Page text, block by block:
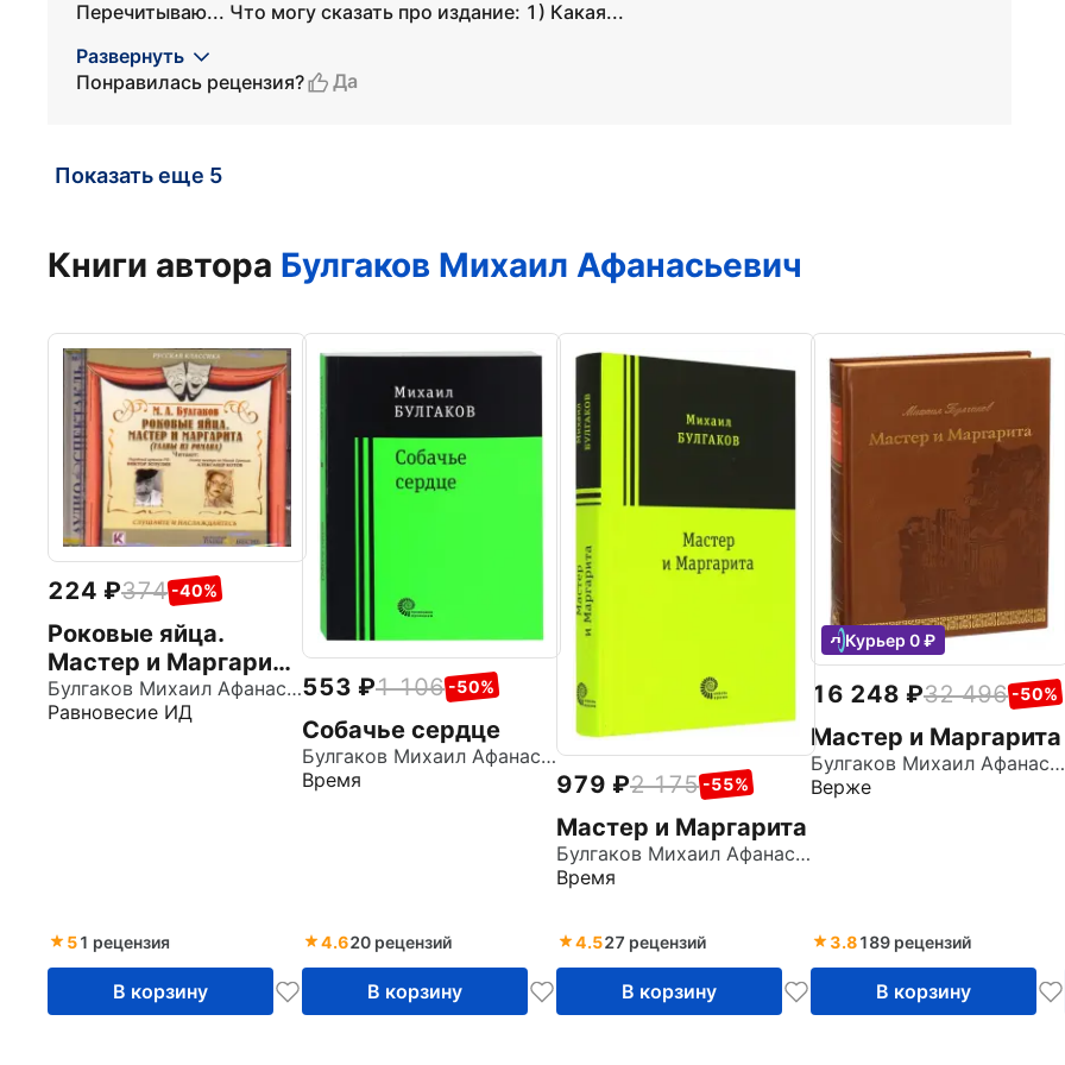
Перечитываю... Что могу сказать про издание: 1) Какая...
Развернуть
Понравилась рецензия?
Да
Показать еще 5
Книги автора Булгаков Михаил Афанасьевич
224 374 -40%
Роковые яйца.
Мастер и Маргарита
(главы из романа)
(CDmp3)
Булгаков Михаил Афанасьевич
Равновесие ИД
51 рецензия
В корзину
553 1 106 -50%
Собачье сердце
Булгаков Михаил Афанасьевич
Время
4.620 рецензий
В корзину
979 2 175 -55%
Мастер и Маргарита
Булгаков Михаил Афанасьевич
Время
4.527 рецензий
В корзину
Курьер 0 ₽
16 248 32 496 -50%
Мастер и Маргарита
Булгаков Михаил Афанасьевич
Верже
3.8189 рецензий
В корзину